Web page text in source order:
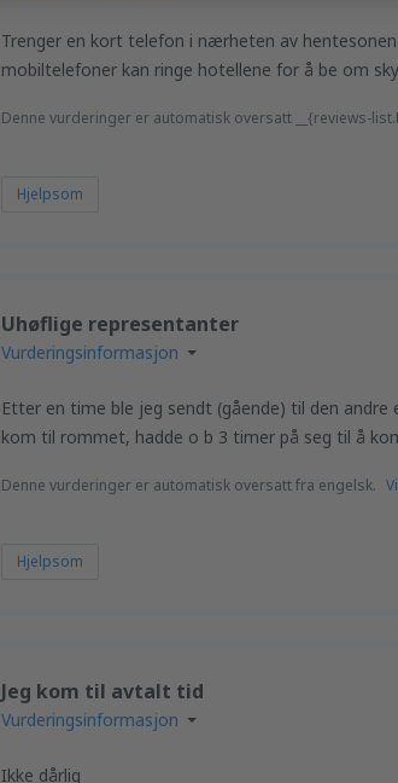
Trenger en kort telefon i nærheten av
mobiltelefoner kan ringe hotellene for å be om
Denne vurderinger er automatisk oversatt __{reviews-
Hjelpsom
Uhøflige representanter
Vurderingsinformasjon
Etter en time ble jeg sendt (gående) til den
kom til rommet, hadde o b 3 timer på seg til å
Denne vurderinger er automatisk oversatt fra engelsk.
Hjelpsom
Jeg kom til avtalt tid
Vurderingsinformasjon
Ikke dårlig